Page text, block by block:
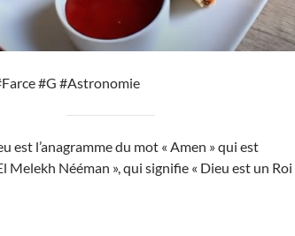
#G #Astronomie
est l’anagramme du mot « Amen » qui est
Melekh Nééman », qui signifie « Dieu est un Roi